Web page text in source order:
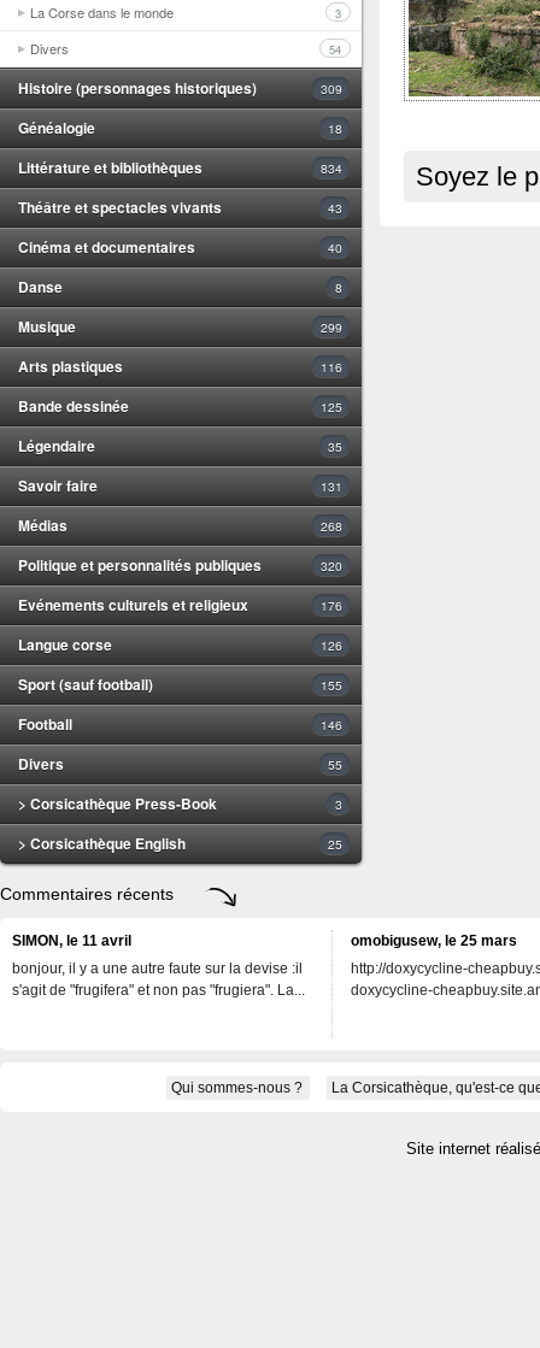
La Corse dans le monde 3
Divers 54
Histoire (personnages historiques) 309
Généalogie 18
Littérature et bibliothèques 834
Théâtre et spectacles vivants 43
Cinéma et documentaires 40
Danse 8
Musique 299
Arts plastiques 116
Bande dessinée 125
Légendaire 35
Savoir faire 131
Médias 268
Politique et personnalités publiques 320
Evénements culturels et religieux 176
Langue corse 126
Sport (sauf football) 155
Football 146
Divers 55
> Corsicathèque Press-Book 3
> Corsicathèque English 25
Soyez le
Commentaires récents
SIMON, le 11 avril
bonjour, il y a une autre faute sur la devise :il
s'agit de "frugifera" et non pas "frugiera". La...
omobigusew, le 25 mars
http://doxycycline-
doxycycline-
Qui sommes-nous ? La Corsicathèque, qu'est-ce
Site internet